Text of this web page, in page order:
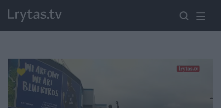
Paremkite Ukrainą